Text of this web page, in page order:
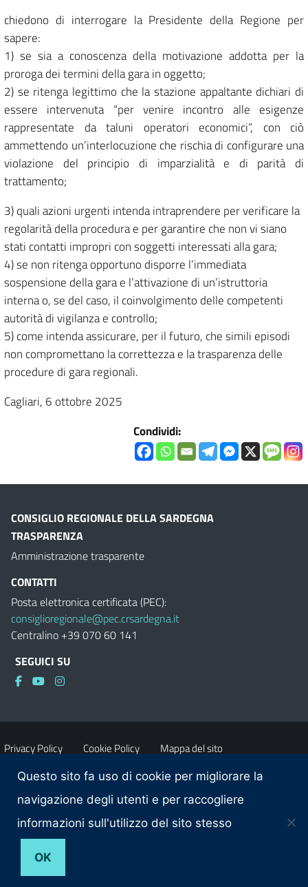
chiedono di interrogare la Presidente della Regione per
sapere:
1) se sia a conoscenza della motivazione addotta per la
proroga dei termini della gara in oggetto;
2) se ritenga legittimo che la stazione appaltante dichiari di
essere intervenuta “per venire incontro alle esigenze
rappresentate da taluni operatori economici”, con ciò
ammettendo un’interlocuzione che rischia di configurare una
violazione del principio di imparzialità e di parità di
trattamento;
3) quali azioni urgenti intenda intraprendere per verificare la
regolarità della procedura e per garantire che non vi siano
stati contatti impropri con soggetti interessati alla gara;
4) se non ritenga opportuno disporre l’immediata
sospensione della gara e l’attivazione di un’istruttoria
interna o, se del caso, il coinvolgimento delle competenti
autorità di vigilanza e controllo;
5) come intenda assicurare, per il futuro, che simili episodi
non compromettano la correttezza e la trasparenza delle
procedure di gara regionali.
Cagliari, 6 ottobre 2025
Condividi:
CONSIGLIO REGIONALE DELLA SARDEGNA
TRASPARENZA
Amministrazione trasparente
CONTATTI
Posta elettronica certificata (PEC):
consiglioregionale@pec.crsardegna.it
Centralino +39 070 60 141
SEGUICI SU
Privacy Policy Cookie Policy Mappa del sito
Accessibilità Dichiarazione di accessibilità
Obiettivi di accessibilità Contatti
Questo sito fa uso di cookie per migliorare la
navigazione degli utenti e per raccogliere
informazioni sull'utilizzo del sito stesso
OK